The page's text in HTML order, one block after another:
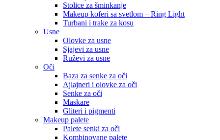
Stolice za šminkanje
Makeup koferi sa svetlom – Ring Light
Turbani i trake za kosu
Usne
Olovke za usne
Sjajevi za usne
Ruževi za usne
Oči
Baza za senke za oči
Ajlajneri i olovke za oči
Senke za oči
Maskare
Gliteri i pigmenti
Makeup palete
Palete senki za oči
Kombinovane palete